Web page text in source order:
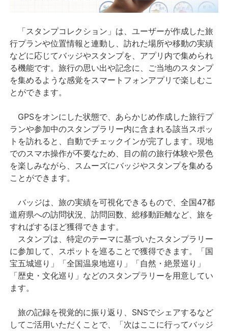
「スタンプコレクション」は、ユーザーが作成した旅
行プランや位置情報と連動し、訪れた場所や移動の実績
などに応じてバッジやスタンプを、アプリ内で集められ
る機能です。旅行の思い出や記念に、ご当地のスタンプ
を集めるような感覚をスマートフォンアプリで楽しむこ
とができます。
GPSをオンにした状態で、あらかじめ作成した旅行プ
ランや参加中のスタンプラリー内に含まれる該当スポッ
トを訪れると、自動でチェックインが完了します。現地
でのスマホ操作が不要なため、目の前の旅行体験や景色
を楽しみながら、スムーズにバッジやスタンプを集める
ことができます。
バッジは、旅の実績を可視化できるもので、全国47都
道府県への訪問状況、訪問回数、総移動距離など、旅を
すればするほど獲得できます。
スタンプは、特定のテーマに基づいたスタンプラリー
に参加して、スポットを巡ることで獲得できます。「国
宝五城巡り」「全国温泉地巡り」「自然・絶景巡り」
「歴史・文化巡り」などのスタンプラリーを用意してい
ます。
旅の記録を視覚的に振り返り、SNSでシェアするなど
してご活用いただくことで、「次はここに行ってバッジ